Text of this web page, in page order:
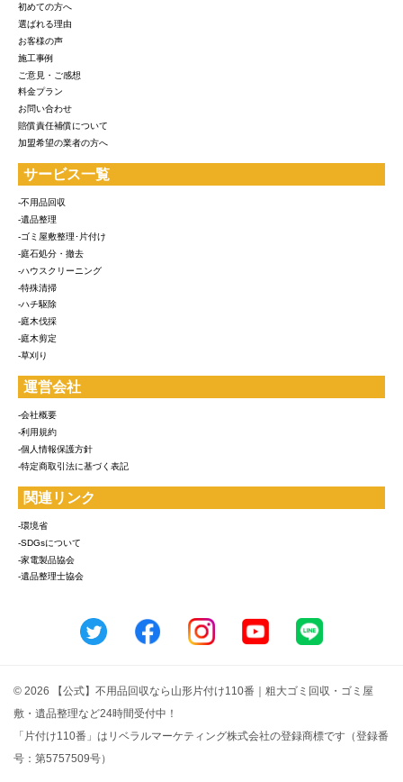
初めての方へ
選ばれる理由
お客様の声
施工事例
ご意見・ご感想
料金プラン
お問い合わせ
賠償責任補償について
加盟希望の業者の方へ
サービス一覧
-不用品回収
-遺品整理
-ゴミ屋敷整理･片付け
-庭石処分・撤去
-ハウスクリーニング
-特殊清掃
-ハチ駆除
-庭木伐採
-庭木剪定
-草刈り
運営会社
-会社概要
-利用規約
-個人情報保護方針
-特定商取引法に基づく表記
関連リンク
-環境省
-SDGsについて
-家電製品協会
-遺品整理士協会
© 2026 【公式】不用品回収なら山形片付け110番｜粗大ゴミ回収・ゴミ屋
敷・遺品整理など24時間受付中！
「片付け110番」はリベラルマーケティング株式会社の登録商標です（登録番
号：第5757509号）